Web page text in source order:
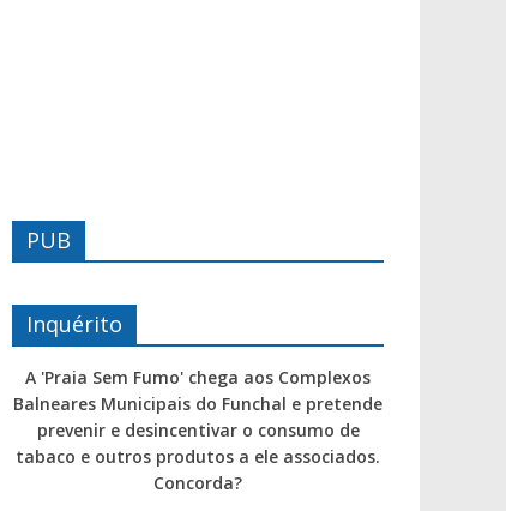
PUB
Inquérito
A 'Praia Sem Fumo' chega aos Complexos
Balneares Municipais do Funchal e pretende
prevenir e desincentivar o consumo de
tabaco e outros produtos a ele associados.
Concorda?